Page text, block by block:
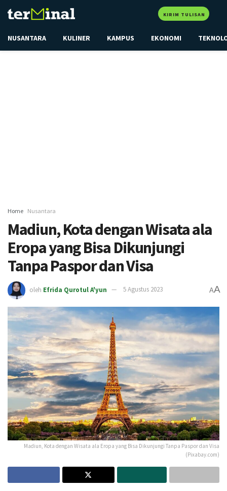
KIRIM TULISAN
NUSANTARA KULINER KAMPUS EKONOMI
Home Nusantara
Madiun, Kota dengan Wisata ala
Eropa yang Bisa Dikunjungi
Tanpa Paspor dan Visa
oleh Efrida Qurotul A'yun 5 Agustus 2023 AA
Madiun, Kota dengan Wisata ala Eropa yang Bisa Dikunjungi Tanpa Paspor dan Visa
(Pixabay.com)